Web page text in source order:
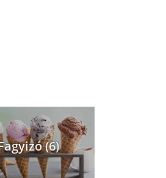
(6)